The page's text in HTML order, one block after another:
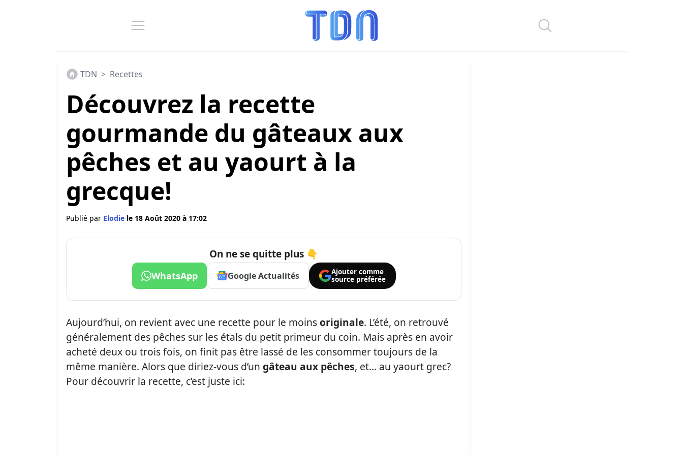
TDN > Recettes
Découvrez la recette
gourmande du gâteaux aux
pêches et au yaourt à la
grecque!
Publié par Elodie le 18 Août 2020 à 17:02
On ne se quitte plus 👇
WhatsApp Google Actualités
Ajouter comme
source préférée
Aujourd’hui, on revient avec une recette pour le moinsoriginale. L’été, on retrouvé
généralement des pêches sur les étals du petit primeur du coin. Mais après en avoir
acheté deux ou trois fois, on finit pas être lassé de les consommer toujours de la
même manière. Alors que diriez-vous d’un gâteau aux pêches, et… au yaourt grec?
Pour découvrir la recette, c’est juste ici: